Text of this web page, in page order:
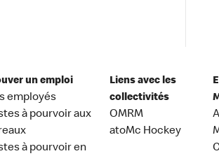
un emploi
employés
à pourvoir aux
à pourvoir en
Liens avec les
collectivités
OMRM
atoMc Hockey